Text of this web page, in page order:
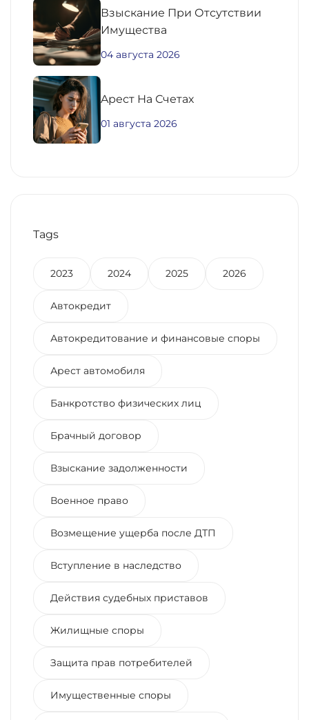
Взыскание При Отсутствии
Имущества
04 августа 2026
Aрест На Счетах
01 августа 2026
Tags
2023 2024 2025 2026
Автокредит
Автокредитование и финансовые споры
Арест автомобиля
Банкротство физических лиц
Брачный договор
Взыскание задолженности
Военное право
Возмещение ущерба после ДТП
Вступление в наследство
Действия судебных приставов
Жилищные споры
Защита прав потребителей
Имущественные споры